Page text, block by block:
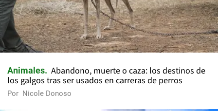
Animales
Abandono, muerte o caza: los destinos de
los galgos tras ser usados en carreras de perros
Por Nicole Donoso